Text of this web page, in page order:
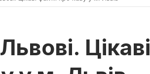
Цікаві